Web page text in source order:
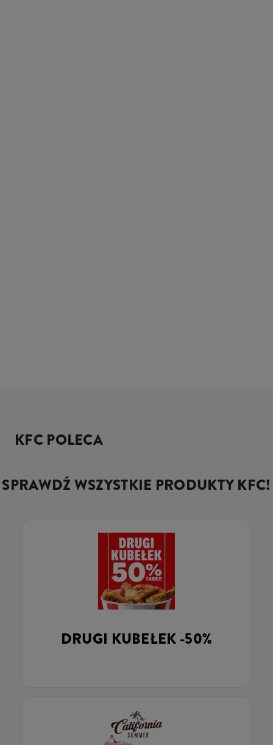
KFC POLECA
SPRAWDŹ WSZYSTKIE PRODUKTY KFC!
DRUGI KUBEŁEK -50%